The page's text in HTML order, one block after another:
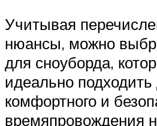
Учитывая
нюансы, можно
для сноуборда,
идеально подходить
комфортного и
времяпровождения